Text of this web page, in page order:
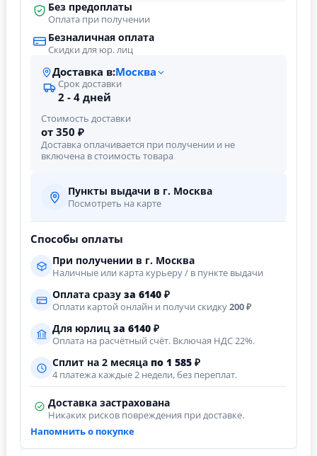
Без предоплаты
Оплата при получении
Безналичная оплата
Скидки для юр. лиц
Доставка в:Москва
Срок доставки
2 - 4 дней
Стоимость доставки
от 350 ₽
Доставка оплачивается при получении и не
включена в стоимость товара
Пункты выдачи в г. Москва
Посмотреть на карте
Способы оплаты
При получении в г. Москва
Наличные или карта курьеру / в пункте выдачи
Оплата сразу за 6140 ₽
Оплати картой онлайн и получи скидку200 ₽
Для юрлиц за 6140 ₽
Оплата на расчётный счёт. Включая НДС 22%.
Сплит на 2 месяца по 1 585 ₽
4 платежа каждые 2 недели, без переплат.
Доставка застрахована
Никаких рисков повреждения при доставке.
Напомнить о покупке